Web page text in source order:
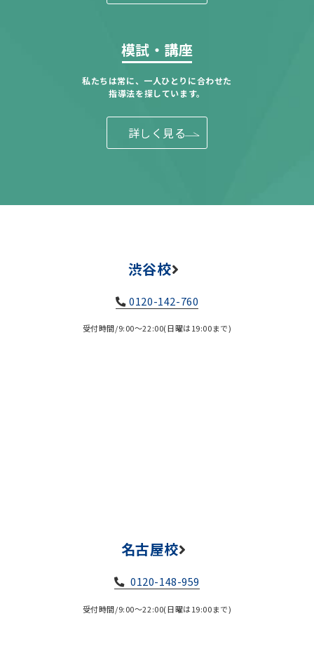
模試・講座
私たちは常に、一人ひとりに合わせた
指導法を探しています。
詳しく見る
渋谷校
0120-142-760
受付時間/9:00～22:00(日曜は19:00まで)
名古屋校
0120-148-959
受付時間/9:00～22:00(日曜は19:00まで)